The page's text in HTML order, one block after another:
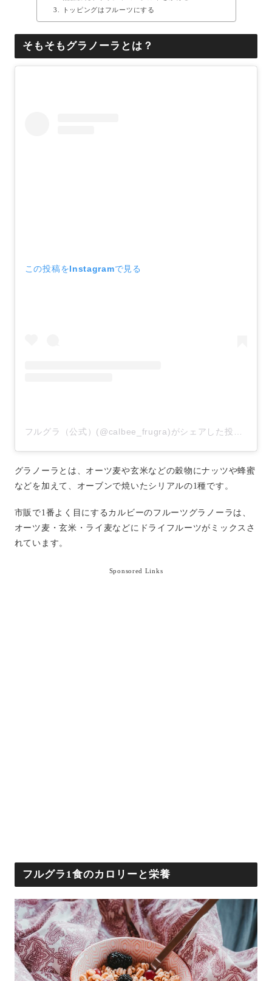
トッピングはフルーツにする
そもそもグラノーラとは？
この投稿をInstagramで見る
グラノーラとは、オーツ麦や玄米などの穀物にナッツや蜂蜜
などを加えて、オーブンで焼いたシリアルの1種です。
市販で1番よく目にするカルビーのフルーツグラノーラは、
オーツ麦・玄米・ライ麦などにドライフルーツがミックスさ
れています。
Sponsored Links
フルグラ1食のカロリーと栄養